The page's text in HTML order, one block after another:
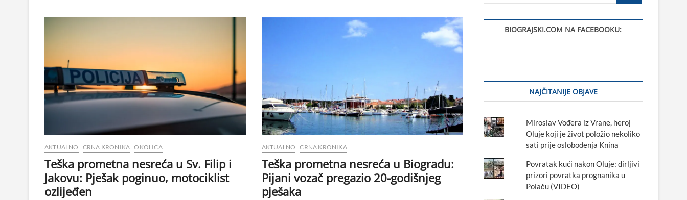
AKTUALNO CRNA KRONIKA OKOLICA
Teška prometna nesreća u Sv. Filip i
Jakovu: Pješak poginuo, motociklist
ozlijeđen
AKTUALNO CRNA KRONIKA
Teška prometna nesreća u Biogradu:
Pijani vozač pregazio 20-godišnjeg
pješaka
BIOGRAJSKI.COM NA FACEBOOKU:
NAJČITANIJE OBJAVE
Miroslav Vođera iz Vrane, heroj
Oluje koji je život položio nekoliko
sati prije oslobođenja Knina
Povratak kući nakon Oluje: dirljivi
prizori povratka prognanika u
Polaču (VIDEO)